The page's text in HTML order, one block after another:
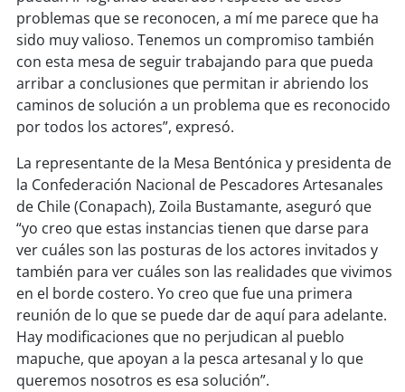
soyosorno
soypuertomontt
soychiloé
problemas que se reconocen, a mí me parece que ha
sido muy valioso. Tenemos un compromiso también
con esta mesa de seguir trabajando para que pueda
arribar a conclusiones que permitan ir abriendo los
caminos de solución a un problema que es reconocido
por todos los actores”, expresó.
La representante de la Mesa Bentónica y presidenta de
la Confederación Nacional de Pescadores Artesanales
de Chile (Conapach), Zoila Bustamante, aseguró que
“yo creo que estas instancias tienen que darse para
ver cuáles son las posturas de los actores invitados y
también para ver cuáles son las realidades que vivimos
en el borde costero. Yo creo que fue una primera
reunión de lo que se puede dar de aquí para adelante.
Hay modificaciones que no perjudican al pueblo
mapuche, que apoyan a la pesca artesanal y lo que
queremos nosotros es esa solución”.